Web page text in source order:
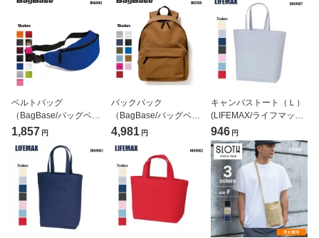
ベルトバッグ
（BagBase/バッグベー
ス）[BG042]
1,857 円
バックパック
（BagBase/バッグベー
ス）[BG125]
4,981 円
キャンバストート（Ｌ）
(LIFEMAX/ライフマック
ス)[MA9007]
946 円